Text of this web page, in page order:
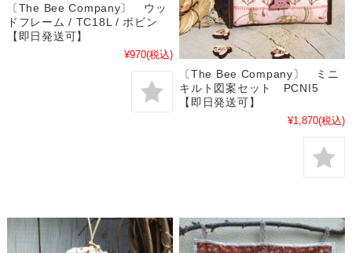
〔The Bee Company〕 ウッ
ドフレーム / TC18L / ボビン
【即日発送可】
¥970(税込)
〔The Bee Company〕 ミニ
キルト図案セット PCNI5
【即日発送可】
¥1,870(税込)